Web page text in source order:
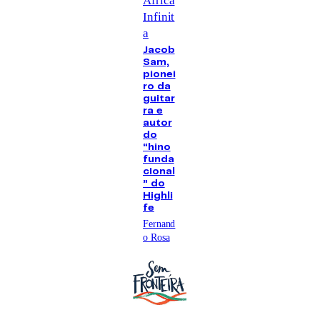
Infinit
a
Jacob
Sam,
pionei
ro da
guitar
ra e
autor
do
“hino
funda
cional
” do
Highli
fe
Fernand
o Rosa